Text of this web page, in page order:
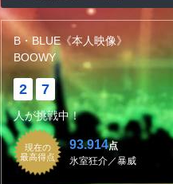
B・BLUE《本人映像》
BOOWY
2 7
人が挑戦中！
現在の
最高得点
93.914点
氷室狂介／暴威